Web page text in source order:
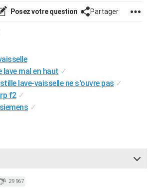
Posez votre question Partager
lave mal en haut ✓
lave-vaisselle ne s'ouvre pas ✓
f2 ✓
✓
29 967